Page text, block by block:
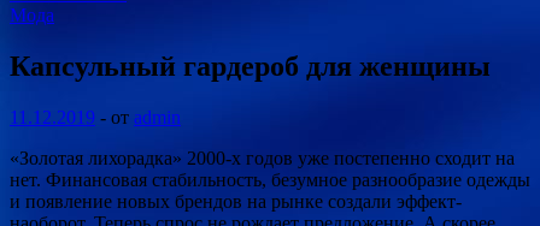
Мода
Капсульный гардероб для женщины
11.12.2019 - от admin
«Золотая лихорадка» 2000-х годов уже постепенно сходит на
нет. Финансовая стабильность, безумное разнообразие одежды
и появление новых брендов на рынке создали эффект-